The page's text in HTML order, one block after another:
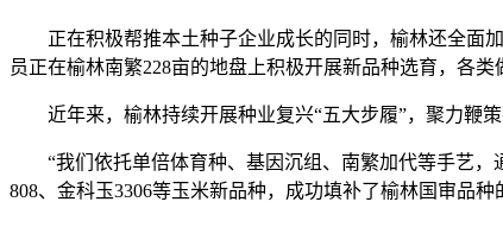
正在积极帮推本土种子企业成长的同时，榆林还全面加
员正在榆林南繁228亩的地盘上积极开展新品种选育，各类
近年来，榆林持续开展种业复兴“五大步履”，聚力鞭策
“我们依托单倍体育种、基因沉组、南繁加代等手艺，
808、金科玉3306等玉米新品种，成功填补了榆林国审品种